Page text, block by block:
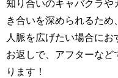
知り合いのキャバクラや
き合いを深められるため、
人脈を広げたい場合にお
お返しで、アフターなど
ります！